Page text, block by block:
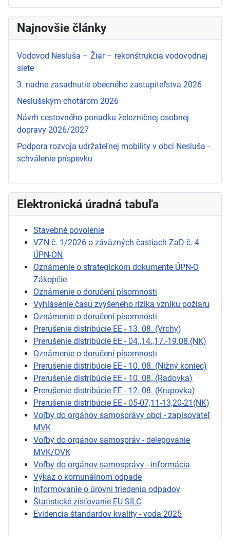
Najnovšie články
Vodovod Nesluša – Žiar – rekonštrukcia vodovodnej
siete
3. riadne zasadnutie obecného zastupiteľstva 2026
Neslušským chotárom 2026
Návrh cestovného poriadku železničnej osobnej
dopravy 2026/2027
Podpora rozvoja udržateľnej mobility v obci Nesluša -
schválenie príspevku
Elektronická úradná tabuľa
Stavebné povolenie
VZN č. 1/2026 o záväzných častiach ZaD č. 4
ÚPN-ON
Oznámenie o strategickom dokumente ÚPN-O
Zákopčie
Oznámenie o doručení písomnosti
Vyhlásenie času zvýšeného rizika vzniku požiaru
Oznámenie o doručení písomnosti
Prerušenie distribúcie EE - 13. 08. (Vrchy)
Prerušenie distribúcie EE - 04.,14.,17.-19.08.(NK)
Oznámenie o doručení písomnosti
Prerušenie distribúcie EE - 10. 08. (Nižný koniec)
Prerušenie distribúcie EE - 10. 08. (Radovka)
Prerušenie distribúcie EE - 12. 08. (Krupovka)
Prerušenie distribúcie EE - 05-07,11-13,20-21(NK)
Voľby do orgánov samosprávy obcí - zapisovateľ
MVK
Voľby do orgánov samospráv - delegovanie
MVK/OVK
Voľby do orgánov samosprávy - informácia
Výkaz o komunálnom odpade
Informovanie o úrovni triedenia odpadov
Štatistické zisťovanie EU SILC
Evidencia štandardov kvality - voda 2025